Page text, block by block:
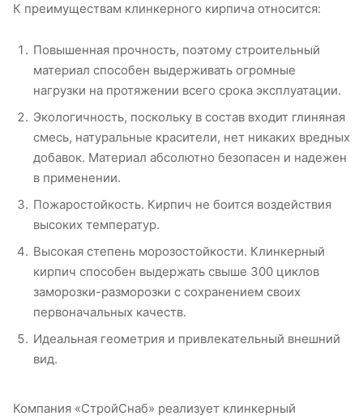
К преимуществам клинкерного кирпича относится:
Повышенная прочность, поэтому строительный
материал способен выдерживать огромные
нагрузки на протяжении всего срока эксплуатации.
Экологичность, поскольку в состав входит глиняная
смесь, натуральные красители, нет никаких вредных
добавок. Материал абсолютно безопасен и надежен
в применении.
Пожаростойкость. Кирпич не боится воздействия
высоких температур.
Высокая степень морозостойкости. Клинкерный
кирпич способен выдержать свыше 300 циклов
заморозки-разморозки с сохранением своих
первоначальных качеств.
Идеальная геометрия и привлекательный внешний
вид.
Компания «СтройСнаб» реализует клинкерный